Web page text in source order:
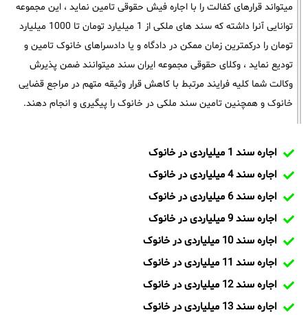
میتواند قرارهای کفالت را با اجاره فیش حقوقی تامین نماید ، این مجموعه
توانایی آنرا داشته که سند های ملکی از 1 میلیارد تومان تا 1000 میلیارد
تومان را درکمترین زمان ممکن در دادگاه و یا دادسراهای خانوک تامین و
تودیع نماید ، وکلای حقوقی مجموعه ایران سند میتوانند ضمن پذیرش
وکالت شما کلیه فرایند مرتبط با کاهش قرار وثیقه متهم در مراجع قضایی
خانوک و همچنین تامین سند ملکی در خانوک را پیگیری و انجام دهند.
اجاره سند 1 میلیاردی در خانوک
اجاره سند 4 میلیاردی در خانوک
اجاره سند 6 میلیاردی در خانوک
اجاره سند 9 میلیاردی در خانوک
اجاره سند 10 میلیاردی در خانوک
اجاره سند 11 میلیاردی در خانوک
اجاره سند 12 میلیاردی در خانوک
اجاره سند 13 میلیاردی در خانوک